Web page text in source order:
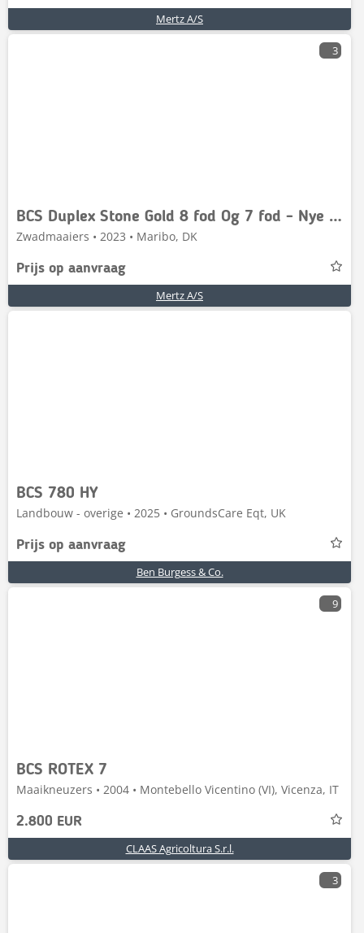
Mertz A/S
3
BCS Duplex Stone Gold 8 fod Og 7 fod - Nye på lager
Zwadmaaiers • 2023 • Maribo, DK
Prijs op aanvraag
Mertz A/S
BCS 780 HY
Landbouw - overige • 2025 • GroundsCare Eqt, UK
Prijs op aanvraag
Ben Burgess & Co.
9
BCS ROTEX 7
Maaikneuzers • 2004 • Montebello Vicentino (VI), Vicenza, IT
2.800 EUR
CLAAS Agricoltura S.r.l.
3